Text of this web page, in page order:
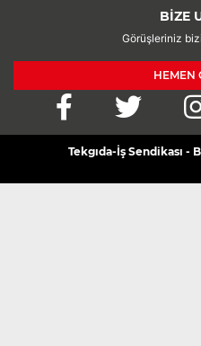
BİZE
Görüşleriniz
HEMEN
Tekgıda-İş Sendikası -